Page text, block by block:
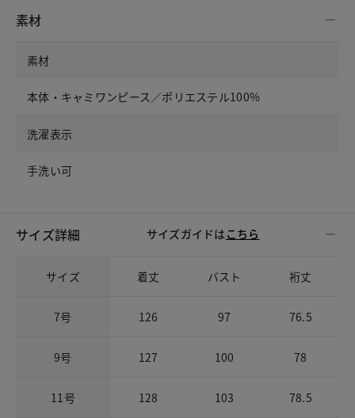
素材
素材
本体・キャミワンピース／ポリエステル100%
洗濯表示
手洗い可
サイズ詳細 サイズガイドは こちら
サイズ 着丈 バスト 裄丈
7号 126 97 76.5
9号 127 100 78
11号 128 103 78.5